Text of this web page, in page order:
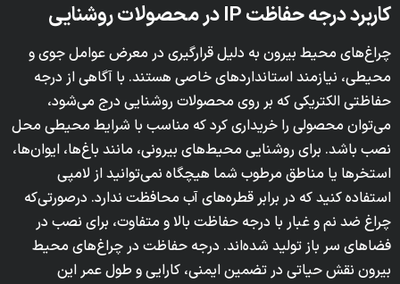
کاربرد درجه حفاظت IP در محصولات روشنایی
چراغ‌های محیط بیرون به دلیل قرارگیری در معرض عوامل جوی و
محیطی، نیازمند استانداردهای خاصی هستند. با آگاهی از درجه
حفاظتی الکتریکی که بر روی محصولات روشنایی درج می‌شود،
می‌توان محصولی را خریداری کرد که مناسب با شرایط محیطی محل
نصب باشد. برای روشنایی محیط‌های بیرونی، مانند باغ‌ها، ایوان‌ها،
استخرها یا مناطق مرطوب شما هیچگاه نمی‌توانید از لامپی
استفاده کنید که در برابر قطره‌های آب محافظت ندارد. درصورتی‌که
چراغ ضد نم و غبار با درجه حفاظت بالا و متفاوت، برای نصب در
فضاهای سر باز تولید شده‌اند. درجه حفاظت در چراغ‌های محیط
بیرون نقش حیاتی در تضمین ایمنی، کارایی و طول عمر این